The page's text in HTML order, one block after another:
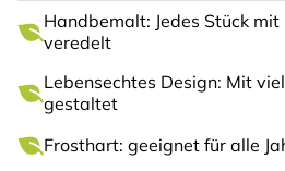
Handbemalt: Jedes Stück
veredelt
Lebensechtes Design: Mit
gestaltet
Frosthart: geeignet für alle